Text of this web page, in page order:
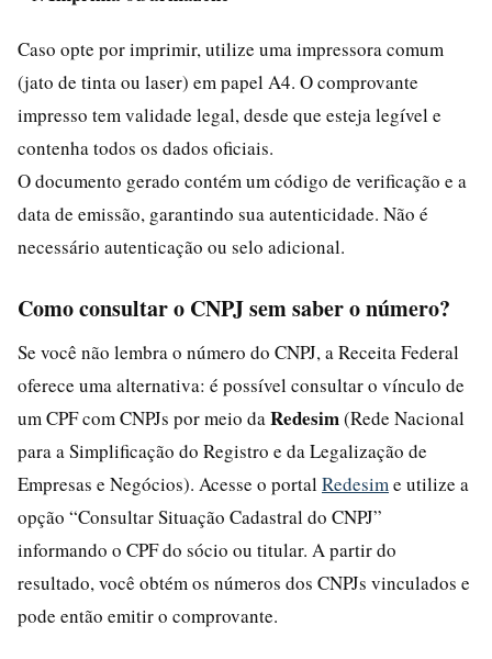
Caso opte por imprimir, utilize uma impressora comum
(jato de tinta ou laser) em papel A4. O comprovante
impresso tem validade legal, desde que esteja legível e
contenha todos os dados oficiais.
O documento gerado contém um código de verificação e a
data de emissão, garantindo sua autenticidade. Não é
necessário autenticação ou selo adicional.
Como consultar o CNPJ sem saber o número?
Se você não lembra o número do CNPJ, a Receita Federal
oferece uma alternativa: é possível consultar o vínculo de
um CPF com CNPJs por meio da Redesim(Rede Nacional
para a Simplificação do Registro e da Legalização de
Empresas e Negócios). Acesse o portal Redesim e utilize a
opção “Consultar Situação Cadastral do CNPJ”
informando o CPF do sócio ou titular. A partir do
resultado, você obtém os números dos CNPJs vinculados e
pode então emitir o comprovante.